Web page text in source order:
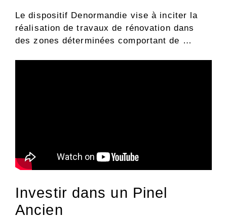
Le dispositif Denormandie vise à inciter la
réalisation de travaux de rénovation dans
des zones déterminées comportant de …
Investir dans un Pinel
Ancien